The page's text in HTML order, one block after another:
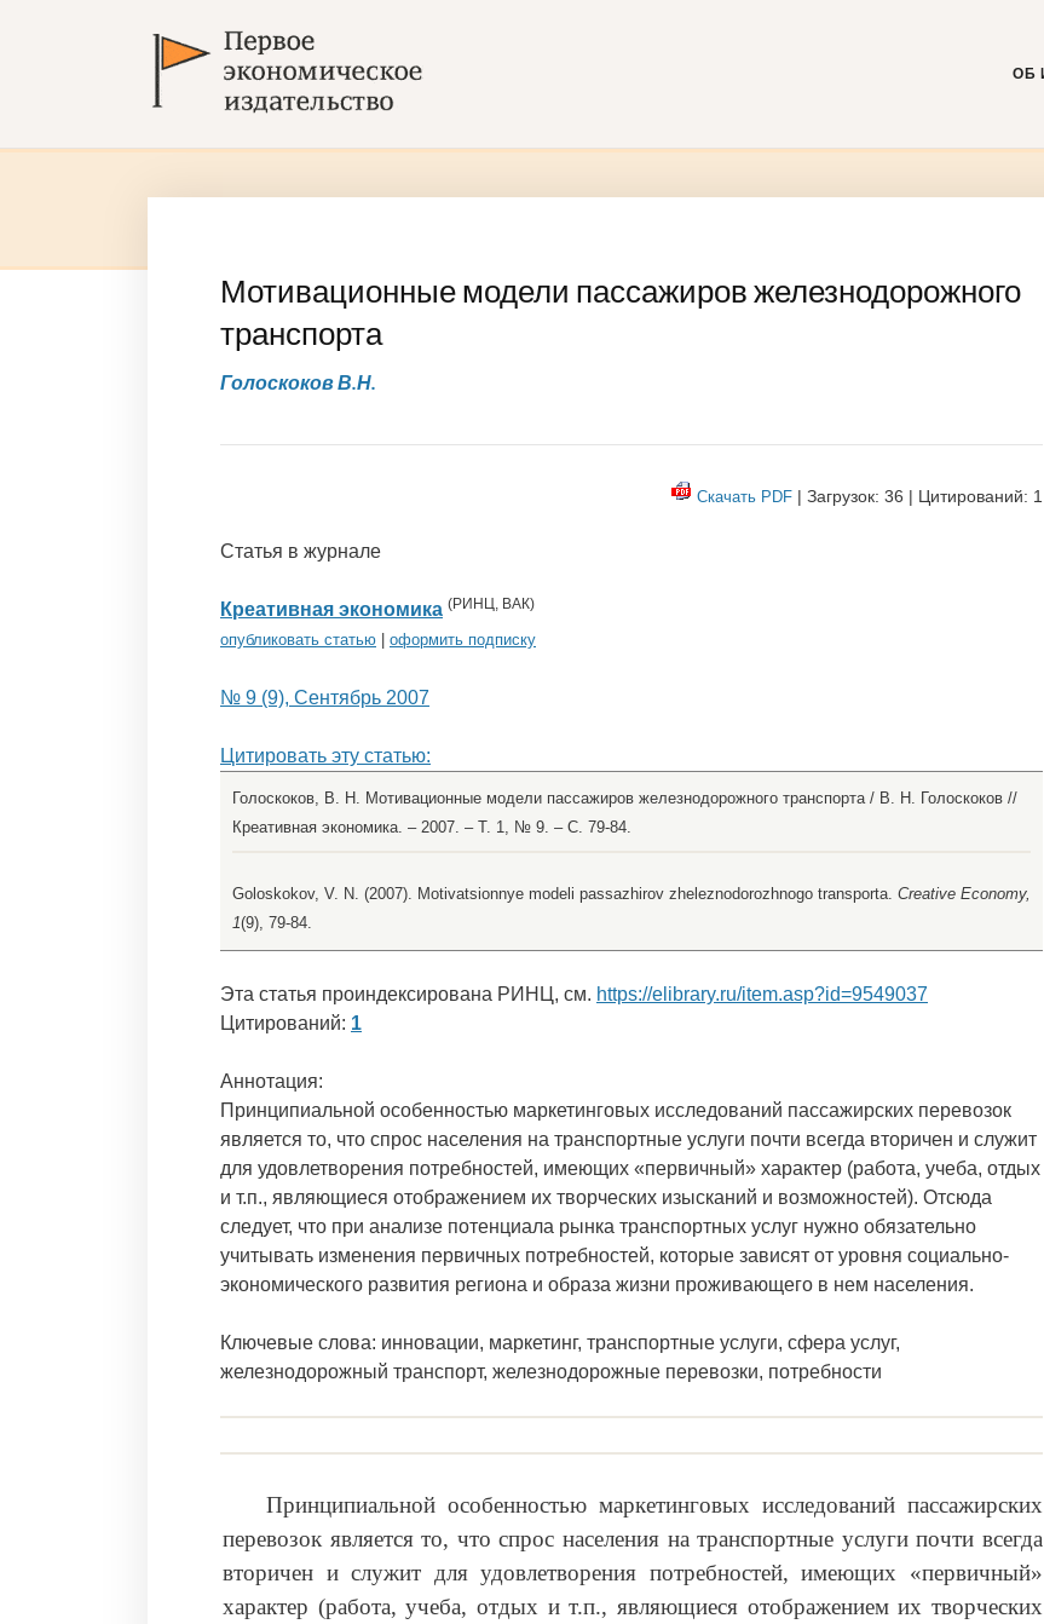
ОБ
Мотивационные модели пассажиров железнодорожного
транспорта
Голоскоков В.Н.
Скачать PDF | Загрузок: 36 | Цитирований: 1
Статья в журнале
Креативная экономика (РИНЦ, ВАК)
опубликовать статью оформить подписку
№ 9 (9), Сентябрь 2007
Цитировать эту статью:
Голоскоков, В. Н. Мотивационные модели пассажиров железнодорожного транспорта / В. Н. Голоскоков //
Креативная экономика. – 2007. – Т. 1, № 9. – С. 79-84.
Goloskokov, V. N. (2007). Motivatsionnye modeli passazhirov zheleznodorozhnogo transporta. Creative Economy,
1(9), 79-84.
Эта статья проиндексирована РИНЦ, см. https://elibrary.ru/item.asp?id=9549037
Цитирований: 1
Аннотация:
Принципиальной особенностью маркетинговых исследований пассажирских перевозок
является то, что спрос населения на транспортные услуги почти всегда вторичен и служит
для удовлетворения потребностей, имеющих «первичный» характер (работа, учеба, отдых
и т.п., являющиеся отображением их творческих изысканий и возможностей). Отсюда
следует, что при анализе потенциала рынка транспортных услуг нужно обязательно
учитывать изменения первичных потребностей, которые зависят от уровня социально-
экономического развития региона и образа жизни проживающего в нем населения.
Ключевые слова: инновации, маркетинг, транспортные услуги, сфера услуг,
железнодорожный транспорт, железнодорожные перевозки, потребности
Принципиальной особенностью маркетинговых исследований пассажирских
перевозок является то, что спрос населения на транспортные услуги почти всегда
вторичен и служит для удовлетворения потребностей, имеющих «первичный»
характер (работа, учеба, отдых и т.п., являющиеся отображением их творческих